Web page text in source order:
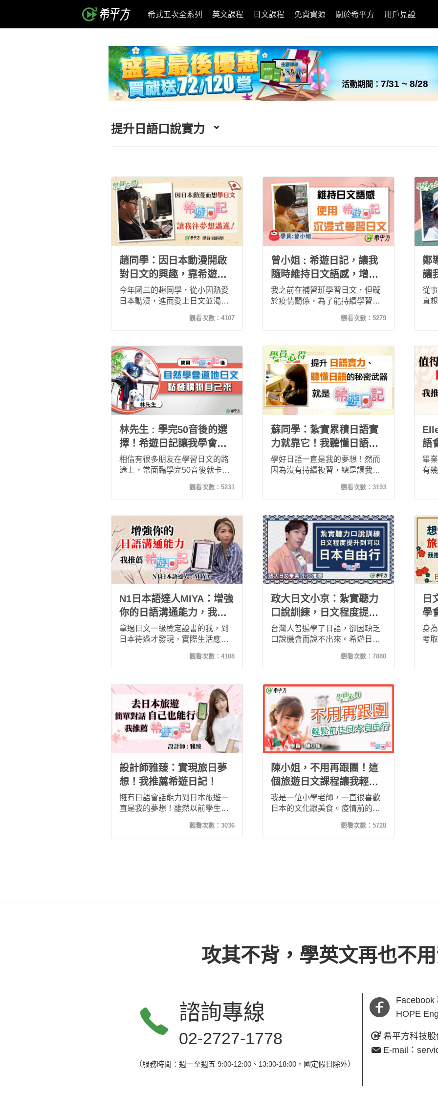
希式五次全系列 英文課程 日文課程 免費資源 關於希平方 用戶見證
活動期間： 7/31 ~ 8/28
提升日語口說實力
趙同學：因日本動漫開啟
對日文的興趣，靠希遊日
記往自己的夢想更邁進！
今年國三的趙同學，從小因熱愛
日本動漫，進而愛上日文並渴望
記在家自主線上學習，不僅讓他
奠定了日文學習的基礎，更打開
他學習的熱忱與目標，期許自己
未來日文能更上一層樓，朝繪製
日本動漫的目標邁進！
觀看次數： 4107
曾小姐 : 希遊日記，讓我
隨時維持日文語感，增進
日文水平！
我之前在補習班學習日文，但礙
於疫情關係，為了能持續學習日
及說的能力，我轉身投入線上課
程的懷抱。希平方一希遊日記，
跟傳統的語言學習方式相當不
同，跳脫制式課程架構，學習起
來相當實用、有趣，加上課程中
教的日文都是很常用到的句子，
因此能引發我持續學習的動機，
搭配五次學習法，讓我在無形當
中就能將所學的日文記在腦海裡
觀看次數： 5279
鄭
讓
生
從
直
國
好
習
日
中
日
帶
林先生 : 學完50音後的選
擇！希遊日記讓我學會道
地日本話
相信有很多朋友在學習日文的路
途上，常面臨學完50音後就卡關
希遊日記前，我只有50音基礎日
文的程度，但現在已經能開始聽
得懂並會說道地的日本會話，這
樣的進步是我以前不敢奢望的！
疫情期間，也不能出國，不如趁
這個長假來好好學習日文，你還
在等什麼呢 ? 趕快一起來上希遊
日記吧！
觀看次數： 5231
蘇同學：紮實累積日語實
力就靠它！我聽懂日語的
秘密武器—「希遊日記」
學好日語一直是我的夢想！然而
因為沒有持續複習，總是讓我遺
「希遊日記」課程，現在的我已
經能聽懂日文句子，不僅成就感
十足，更讓我有信心真正學好日
語！
觀看次數： 3193
語
日
畢
有
溫
希
日
N1日本語達人MIYA：增強
你的日語溝通能力，我推
薦希遊日記！
拿過日文一級檢定證書的我，到
日本待過才發現，實際生活應用
日文—希遊日記」的設計從簡單
的生活中開始學日文，還有錄音
功能檢視自己的發音及語調，讓
日文學習不再只是紙上談兵！
觀看次數： 4108
政大日文小京：紮實聽力
口說訓練，日文程度提升
到可以日本自由行
台灣人普遍學了日語，卻因缺乏
口說機會而說不出來。希遊日記
解決了這個問題！而且課程會話
用語，以曾外派東京旅日的我來
看，真的非常到地。跟著希平方
獨門的「五次間隔學習法」，很
快的30堂，你也可以前往日本自
由行囉！
觀看次數： 7880
日
學
日
身
考
遊
設計師雅臻：實現旅日夢
想！我推薦希遊日記！
擁有日語會話能力到日本旅遊一
直是我的夢想！雖然以前學生時
不出來，實在很困擾(._.)。很開心
我認識了希平方的希遊日記～課
觀看次數： 3036
陳小姐，不用再跟團！這
個旅遊日文課程讓我輕鬆
前往日本自由行
我是一位小學老師，一直很喜歡
日本的文化跟美食。疫情前的寒
但是我不會日文，所以一直以來
都是跟旅行團去，從來沒有自由
觀看次數： 5728
攻其不背，學英文再也不
諮詢專線
02-2727-1778
（服務時間： 週一至週五 9:00-12:00、13:30-18:00，國定假日除外）
Facebook
HOPE
希平方科技股
E-mail：